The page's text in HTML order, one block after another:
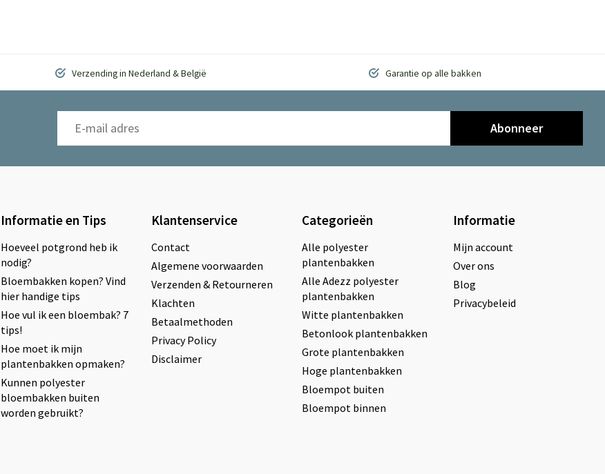
Verzending in Nederland & België Garantie op alle bakken
Abonneer
Informatie en Tips
Hoeveel potgrond heb ik
nodig?
Bloembakken kopen? Vind
hier handige tips
Hoe vul ik een bloembak? 7
tips!
Hoe moet ik mijn
plantenbakken opmaken?
Kunnen polyester
bloembakken buiten
worden gebruikt?
Klantenservice
Contact
Algemene voorwaarden
Verzenden & Retourneren
Klachten
Betaalmethoden
Privacy Policy
Disclaimer
Categorieën
Alle polyester
plantenbakken
Alle Adezz polyester
plantenbakken
Witte plantenbakken
Betonlook plantenbakken
Grote plantenbakken
Hoge plantenbakken
Bloempot buiten
Bloempot binnen
Informatie
Mijn account
Over ons
Blog
Privacybeleid